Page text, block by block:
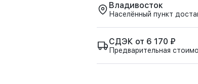
Владивосток
Населённый пункт
СДЭК от 6 170 ₽
Предварительная